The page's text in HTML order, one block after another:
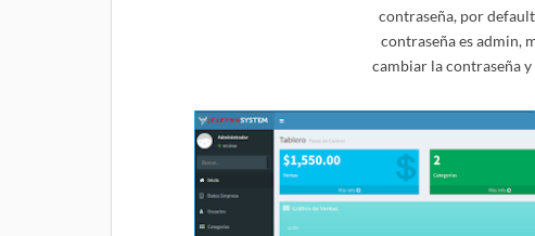
contraseña, por
contraseña es admin,
cambiar la contraseña